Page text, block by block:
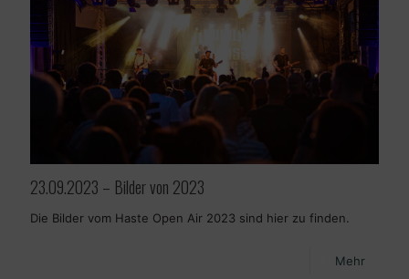
23.09.2023 – Bilder von 2023
Die Bilder vom Haste Open Air 2023 sind hier zu finden.
Mehr